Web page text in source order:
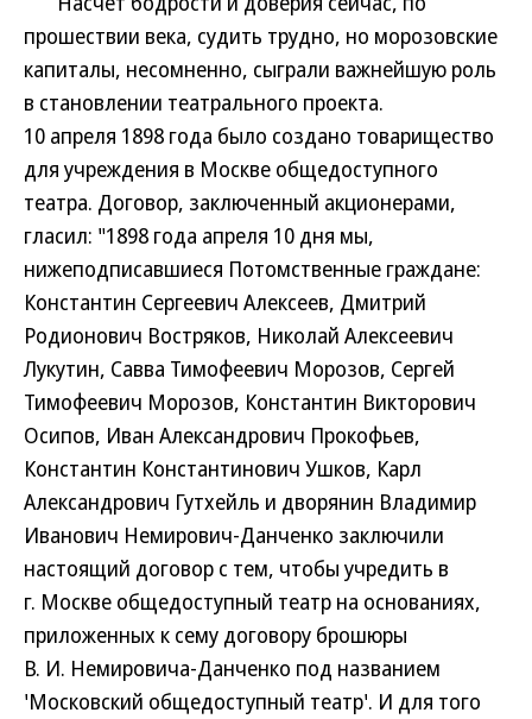
прошествии века, судить трудно, но морозовские
капиталы, несомненно, сыграли важнейшую роль
в становлении театрального проекта.
10 апреля 1898 года было создано товарищество
для учреждения в Москве общедоступного
театра. Договор, заключенный акционерами,
гласил: "1898 года апреля 10 дня мы,
нижеподписавшиеся Потомственные граждане:
Константин Сергеевич Алексеев, Дмитрий
Родионович Востряков, Николай Алексеевич
Лукутин, Савва Тимофеевич Морозов, Сергей
Тимофеевич Морозов, Константин Викторович
Осипов, Иван Александрович Прокофьев,
Константин Константинович Ушков, Карл
Александрович Гутхейль и дворянин Владимир
Иванович Немирович-Данченко заключили
настоящий договор с тем, чтобы учредить в
г. Москве общедоступный театр на основаниях,
приложенных к сему договору брошюры
В. И. Немировича-Данченко под названием
'Московский общедоступный театр'. И для того